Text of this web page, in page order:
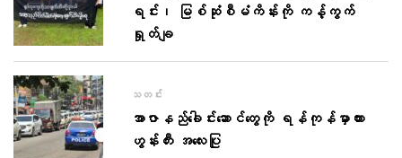
ရင်း၊ မြစ်ဆုံစီမံကိန်းကို ကန့်ကွက်
ရှုတ်ချ
သတင်း
အာဇာနည်​ခေါင်း​ဆောင်​တွေကို ရန်ကုန်မှာကား
ဟွန်းတီး အ​လေးပြု